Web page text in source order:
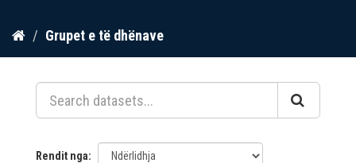
Kalo
përmbajtja
Grupet e të dhënave
Rendit nga